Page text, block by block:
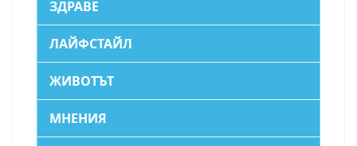
ЗДРАВЕ
ЛАЙФСТАЙЛ
ЖИВОТЪТ
МНЕНИЯ